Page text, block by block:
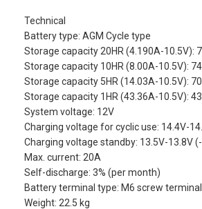
Technical
Battery type: AGM Cycle type
Storage capacity 20HR (4.190A-10.5V):
Storage capacity 10HR (8.00A-10.5V):
Storage capacity 5HR (14.03A-10.5V):
Storage capacity 1HR (43.36A-10.5V):
System voltage: 12V
Charging voltage for cyclic use: 14.4V-
Charging voltage standby: 13.5V-13.8V
Max. current: 20A
Self-discharge: 3% (per month)
Battery terminal type: M6 screw
Weight: 22.5 kg